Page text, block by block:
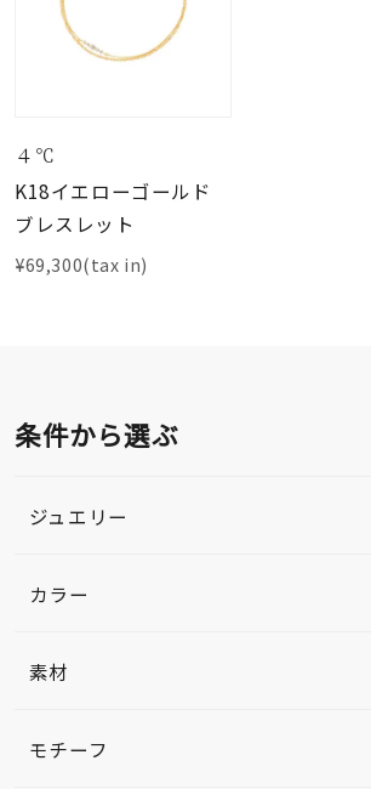
４℃
K18イエローゴールド
ブレスレット
¥69,300(tax in)
条件から選ぶ
ジュエリー
カラー
素材
モチーフ